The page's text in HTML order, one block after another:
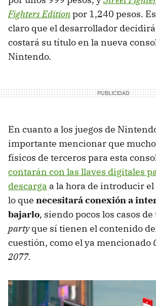
Fighters Editionpor 1,240 pesos.
claro que el desarrollador
costará su título en la nueva
Nintendo.
En cuanto a los juegos de
importante mencionar que
físicos de terceros para esta
contarán con las llaves digitales
descarga a la hora de introducir
lo que necesitará conexión a
bajarlo, siendo pocos los casos
partyque sí tienen el contenido
cuestión, como el ya mencionado
2077.